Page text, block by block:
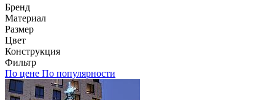
Бренд
Материал
Размер
Цвет
Конструкция
Фильтр
По цене По популярности